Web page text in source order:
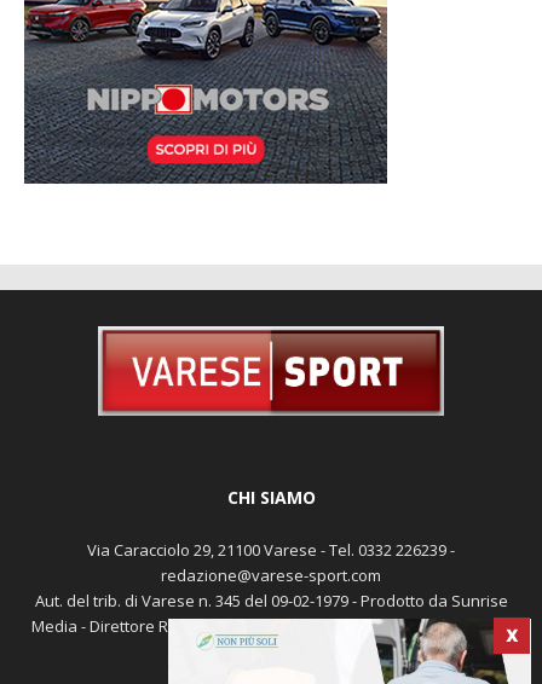
X
CHI SIAMO
Via Caracciolo 29, 21100 Varese - Tel. 0332 226239 -
redazione@varese-sport.com
Aut. del trib. di Varese n. 345 del 09-02-1979 - Prodotto da Sunrise
Media - Direttore Responsabile: Michele Marocco -Cookie policy